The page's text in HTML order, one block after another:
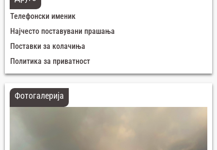
Телефонски именик
Најчесто поставувани прашања
Поставки за колачиња
Политика за приватност
Фотогалерија